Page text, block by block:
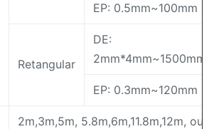
EP: 0.5mm~100mm
Retangular
DE:
EP: 0.3mm~120mm
2m,3m,5m, 5.8m,6m,11.8m,12m, ou